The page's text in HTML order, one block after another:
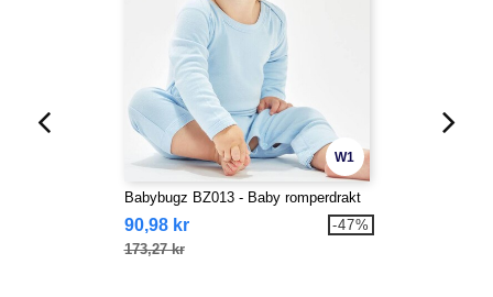
W1
Babybugz BZ013 - Baby romperdrakt
90,98 kr
173,27 kr
-47%